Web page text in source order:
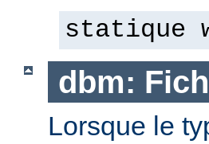
statique
dbm:
Lorsque le